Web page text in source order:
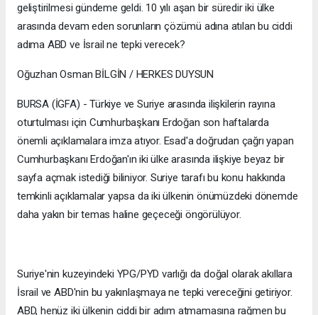
geliştirilmesi gündeme geldi. 10 yılı aşan bir süredir iki ülke
arasında devam eden sorunların çözümü adına atılan bu ciddi
adıma ABD ve İsrail ne tepki verecek?
Oğuzhan Osman BİLGİN / HERKES DUYSUN
BURSA (İGFA) - Türkiye ve Suriye arasında ilişkilerin rayına
oturtulması için Cumhurbaşkanı Erdoğan son haftalarda
önemli açıklamalara imza atıyor. Esad'a doğrudan çağrı yapan
Cumhurbaşkanı Erdoğan'ın iki ülke arasında ilişkiye beyaz bir
sayfa açmak istediği biliniyor. Suriye tarafı bu konu hakkında
temkinli açıklamalar yapsa da iki ülkenin önümüzdeki dönemde
daha yakın bir temas haline geçeceği öngörülüyor.
Suriye'nin kuzeyindeki YPG/PYD varlığı da doğal olarak akıllara
İsrail ve ABD'nin bu yakınlaşmaya ne tepki vereceğini getiriyor.
ABD, henüz iki ülkenin ciddi bir adım atmamasına rağmen bu